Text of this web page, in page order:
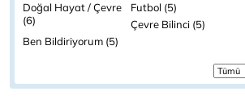
Doğal Hayat / Çevre
(6)
Futbol (5)
Çevre Bilinci (5)
Ben Bildiriyorum (5)